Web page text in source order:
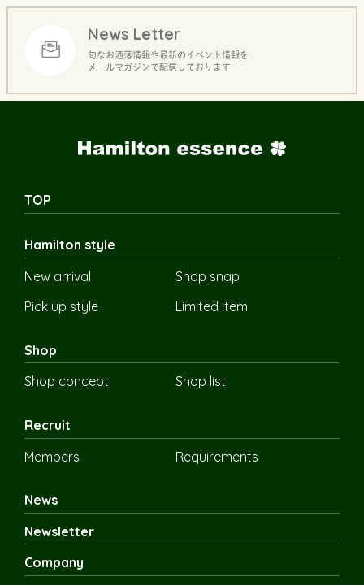
News Letter
旬なお洒落情報や最新のイベント情報を
メールマガジンで配信しております
TOP
Hamilton style
New arrival
Shop snap
Pick up style
Limited item
Shop
Shop concept
Shop list
Recruit
Members
Requirements
News
Newsletter
Company